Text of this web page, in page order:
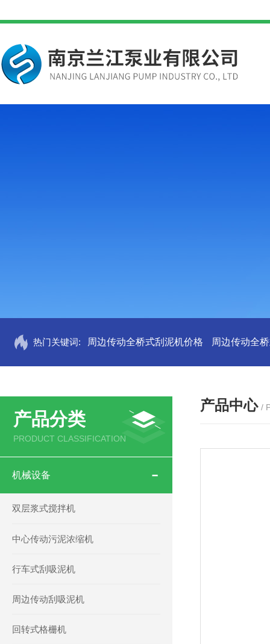
热门关键词: 周边传动全桥式刮泥机价格 周边传动全
产品分类
PRODUCT CLASSIFICATION
机械设备
双层浆式搅拌机
中心传动污泥浓缩机
行车式刮吸泥机
周边传动刮吸泥机
回转式格栅机
产品中心 /